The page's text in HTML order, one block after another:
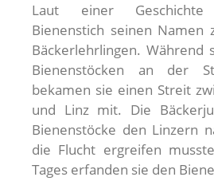
Laut einer
Bienenstich seinen Namen
Bäckerlehrlingen. Während
Bienenstöcken an der
bekamen sie einen Streit
und Linz mit. Die
Bienenstöcke den Linzern
die Flucht ergreifen
Tages erfanden sie den